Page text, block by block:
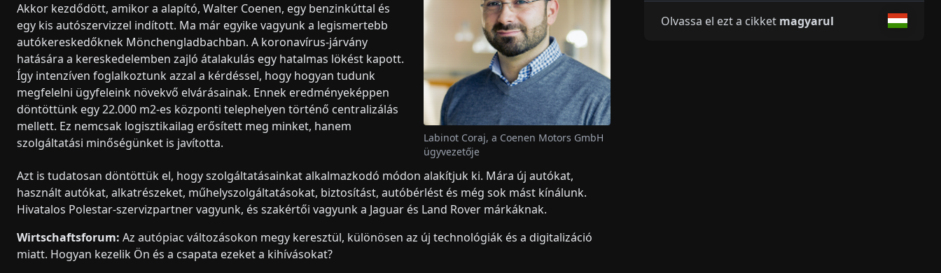
Akkor kezdődött, amikor a alapító, Walter Coenen, egy benzinkúttal és
egy kis autószervizzel indított. Ma már egyike vagyunk a legismertebb
autókereskedőknek Mönchengladbachban. A koronavírus-járvány
hatására a kereskedelemben zajló átalakulás egy hatalmas lökést kapott.
Így intenzíven foglalkoztunk azzal a kérdéssel, hogy hogyan tudunk
megfelelni ügyfeleink növekvő elvárásainak. Ennek eredményeképpen
döntöttünk egy 22.000 m2-es központi telephelyen történő centralizálás
mellett. Ez nemcsak logisztikailag erősített meg minket, hanem
szolgáltatási minőségünket is javította.
Labinot Coraj, a Coenen Motors GmbH
ügyvezetője
Azt is tudatosan döntöttük el, hogy szolgáltatásainkat alkalmazkodó módon alakítjuk ki. Mára új autókat,
használt autókat, alkatrészeket, műhelyszolgáltatásokat, biztosítást, autóbérlést és még sok mást kínálunk.
Hivatalos Polestar-szervizpartner vagyunk, és szakértői vagyunk a Jaguar és Land Rover márkáknak.
Wirtschaftsforum: Az autópiac változásokon megy keresztül, különösen az új technológiák és a digitalizáció
miatt. Hogyan kezelik Ön és a csapata ezeket a kihívásokat?
Olvassa el ezt a cikket magyarul